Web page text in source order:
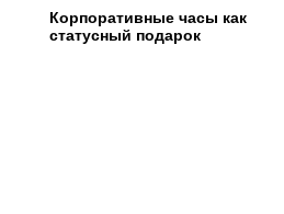
Корпоративные часы как
статусный подарок